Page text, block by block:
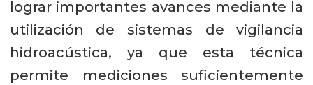
lograr importantes avances mediante la
utilización de sistemas de vigilancia
hidroacústica, ya que esta técnica
permite mediciones suficientemente